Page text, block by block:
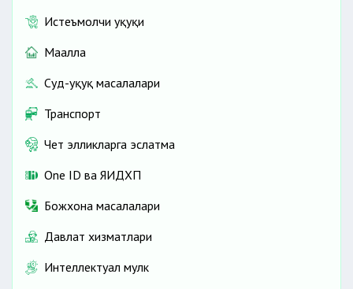
Истеъмолчи ҳуқуқи
Маҳалла
Суд-ҳуқуқ масалалари
Транспорт
Чет элликларга эслатма
One ID ва ЯИДХП
Божхона масалалари
Давлат хизматлари
Интеллектуал мулк